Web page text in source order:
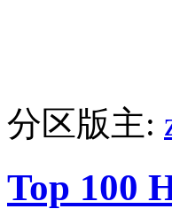
分区版主:
Top 100